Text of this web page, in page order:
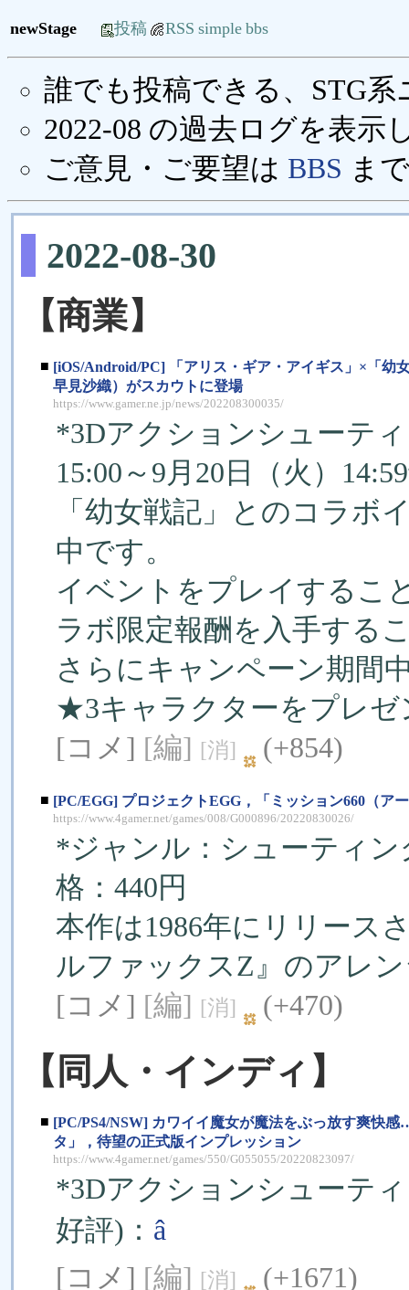
newStage 投稿 RSS simple bbs
誰でも投稿できる、STG
2022-08 の過去ログを表示
ご意見・ご要望は BBS ま
2022-08-30
【商業】
■ [iOS/Android/PC] 「アリス・ギア・アイギス」×「幼
早見沙織）がスカウトに登場
https://www.gamer.ne.jp/news/202208300035/
*3Dアクションシューテ
15:00～9月20日（火）
「幼女戦記」とのコラボ
中です。
イベントをプレイするこ
ラボ限定報酬を入手する
さらにキャンペーン期間
★3キャラクターをプレゼ
[コメ] [編] [消] (+854)
■ [PC/EGG] プロジェクトEGG，「ミッション660（ア
https://www.4gamer.net/games/008/G000896/20220830026/
*ジャンル：シューティ
格：440円
本作は1986年にリリース
ルファックスZ』のアレ
[コメ] [編] [消] (+470)
【同人・インディ】
■ [PC/PS4/NSW] カワイイ魔女が魔法をぶっ放す爽快
タ」，待望の正式版インプレッション
https://www.4gamer.net/games/550/G055055/20220823097/
*3Dアクションシューテ
好評)： â
[コメ] [編] [消] (+1671)